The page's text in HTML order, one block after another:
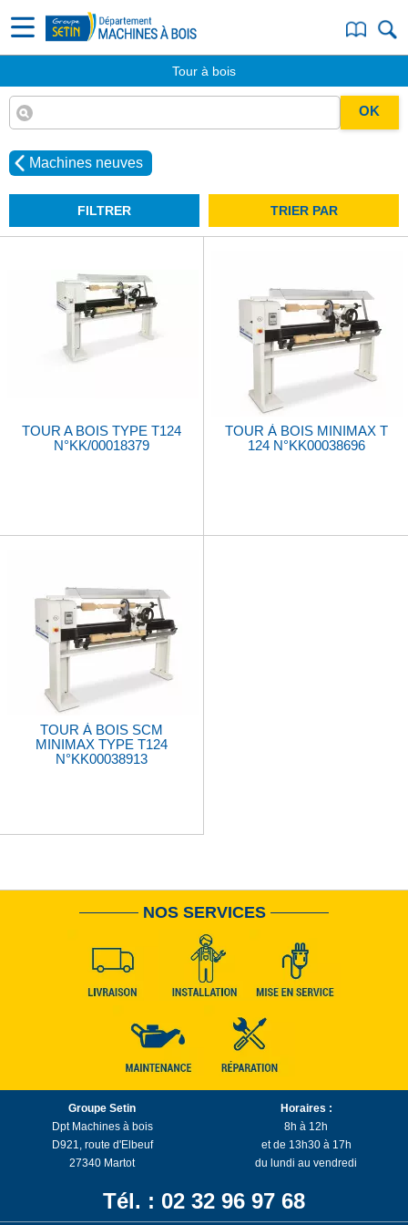
Tour à bois
OK
Machines neuves
FILTRER TRIER PAR
TOUR A BOIS TYPE T124
N°KK/00018379
TOUR À BOIS MINIMAX T
124 N°KK00038696
TOUR À BOIS SCM
MINIMAX TYPE T124
N°KK00038913
NOS SERVICES
Groupe Setin
Dpt Machines à bois
D921, route d'Elbeuf
27340 Martot
Horaires :
8h à 12h
et de 13h30 à 17h
du lundi au vendredi
Tél. : 02 32 96 97 68